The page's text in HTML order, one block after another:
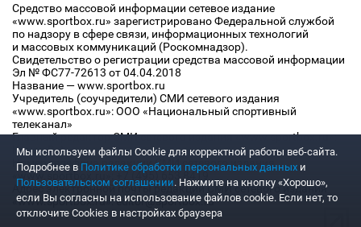
Средство массовой информации сетевое издание
«www.sportbox.ru» зарегистрировано Федеральной службой
по надзору в сфере связи, информационных технологий
и массовых коммуникаций (Роскомнадзор).
Свидетельство о регистрации средства массовой информации
Эл № ФС77-72613 от 04.04.2018
Название — www.sportbox.ru
Учредитель (соучредители) СМИ сетевого издания
«www.sportbox.ru»: ООО «Национальный спортивный
телеканал»
Главный редактор СМИ сетевого издания «www.sportbox.ru»:
Конов В.А.
Номер телефона редакции СМИ сетевого издания
«www.sportbox.ru»: +7 (495) 653 8419
Адрес электронной почты редакции СМИ сетевого издания
«www.sportbox.ru»: editor@sportbox.ru
Мы используем файлы Сookie для корректной работы веб-сайта.
Подробнее в Политике обработки персональных данных и
Пользовательском соглашении. Нажмите на кнопку «Хорошо»,
если Вы согласны на использование файлов cookie. Если нет, то
отключите Cookies в настройках браузера